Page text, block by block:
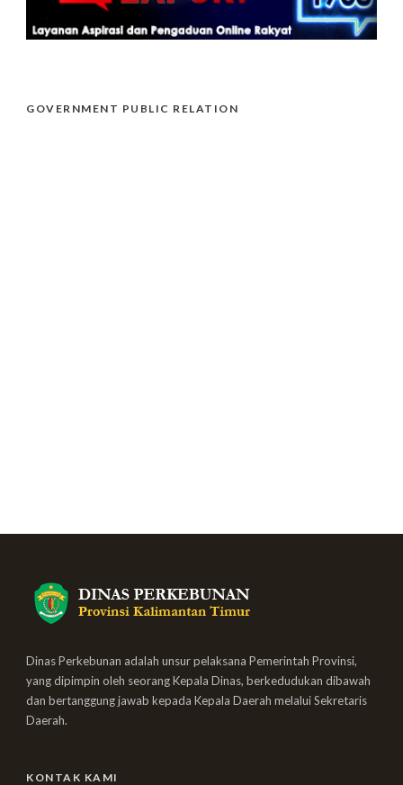
GOVERNMENT PUBLIC RELATION
Dinas Perkebunan adalah unsur pelaksana Pemerintah Provinsi,
yang dipimpin oleh seorang Kepala Dinas, berkedudukan dibawah
dan bertanggung jawab kepada Kepala Daerah melalui Sekretaris
Daerah.
KONTAK KAMI